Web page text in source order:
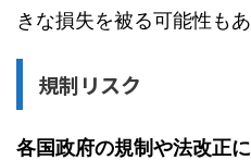
きな損失を被る可能性もあ
規制リスク
各国政府の規制や法改正